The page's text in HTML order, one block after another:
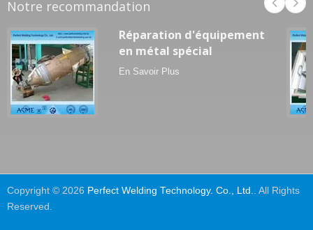
Notre recommandation
Réparation d'équipement
en métal spécial
En Savoir Plus
Copyright © 2026 Perfect Welding Technology. Co., Ltd.
. All Rights
Reserved.